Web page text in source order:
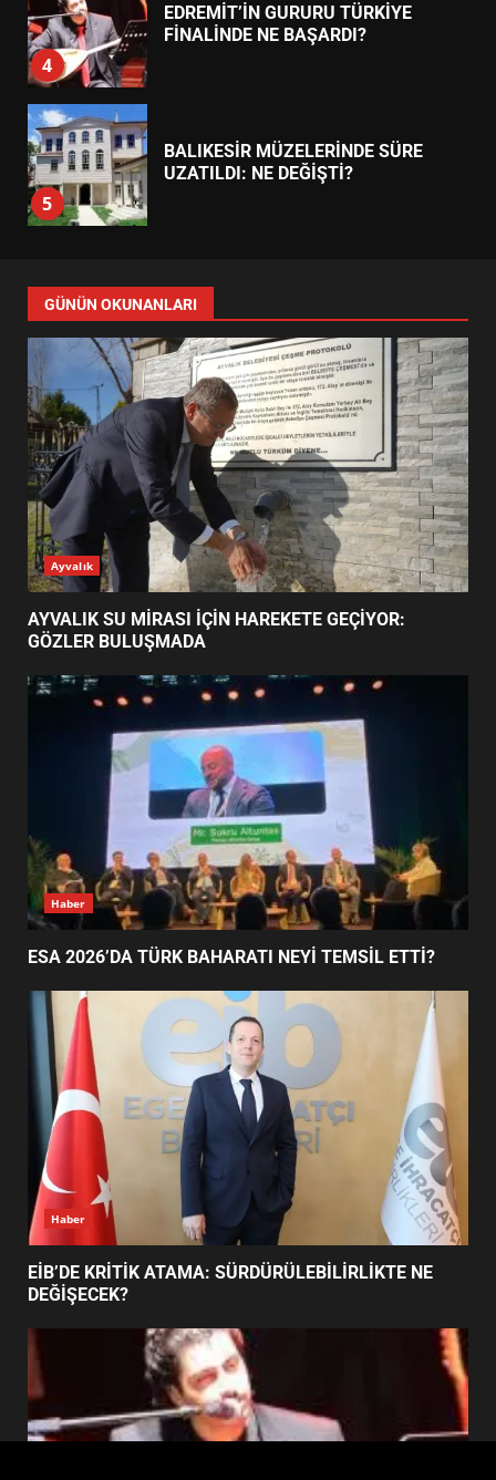
4
EDREMİT’İN GURURU TÜRKİYE
FİNALİNDE NE BAŞARDI?
5
BALIKESİR MÜZELERİNDE SÜRE
UZATILDI: NE DEĞİŞTİ?
6
TURNUVASI KAYITLARI NEYİ
DEĞİŞTİRİYOR?
7
BURHANİYE BELEDİYESPOR’DA
YENİ YÖNETİM NASIL
ŞEKİLLENDİ?
1
AYVALIK SU MİRASI İÇİN
HAREKETE GEÇİYOR: GÖZLER
BULUŞMADA
ESA 2026’DA TÜRK BAHARATI
NEYİ TEMSİL ETTİ?
3
EİB’DE KRİTİK ATAMA:
SÜRDÜRÜLEBİLİRLİKTE NE
DEĞİŞECEK?
4
FİNALİNDE NE BAŞARDI?
5
BALIKESİR MÜZELERİNDE SÜRE
UZATILDI: NE DEĞİŞTİ?
BURHANİYE SATRANÇ
TURNUVASI KAYITLARI NEYİ
7
BURHANİYE BELEDİYESPOR’DA
YENİ YÖNETİM NASIL
ŞEKİLLENDİ?
GÜNÜN OKUNANLARI
Ayvalık
AYVALIK SU MİRASI İÇİN HAREKETE GEÇİYOR:
GÖZLER BULUŞMADA
Haber
ESA 2026’DA TÜRK BAHARATI NEYİ TEMSİL ETTİ?
Haber
EİB’DE KRİTİK ATAMA: SÜRDÜRÜLEBİLİRLİKTE NE
DEĞİŞECEK?